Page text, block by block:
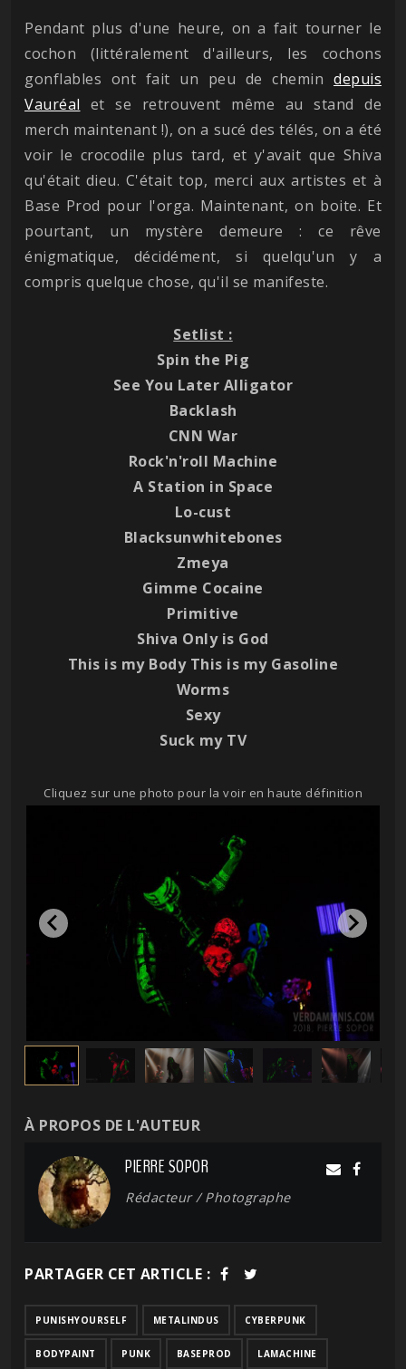
Pendant plus d'une heure, on a fait tourner le
cochon (littéralement d'ailleurs, les cochons
gonflables ont fait un peu de chemin depuis
Vauréal et se retrouvent même au stand de
merch maintenant !), on a sucé des télés, on a été
voir le crocodile plus tard, et y'avait que Shiva
qu'était dieu. C'était top, merci aux artistes et à
Base Prod pour l'orga. Maintenant, on boite. Et
pourtant, un mystère demeure : ce rêve
énigmatique, décidément, si quelqu'un y a
compris quelque chose, qu'il se manifeste.
Setlist :
Spin the Pig
See You Later Alligator
Backlash
CNN War
Rock'n'roll Machine
A Station in Space
Lo-cust
Blacksunwhitebones
Zmeya
Gimme Cocaine
Primitive
Shiva Only is God
This is my Body This is my Gasoline
Worms
Sexy
Suck my TV
Cliquez sur une photo pour la voir en haute définition
À PROPOS DE L'AUTEUR
PIERRE SOPOR
Rédacteur / Photographe
PARTAGER CET ARTICLE :
PUNISHYOURSELF METALINDUS CYBERPUNK
BODYPAINT PUNK BASEPROD LAMACHINE